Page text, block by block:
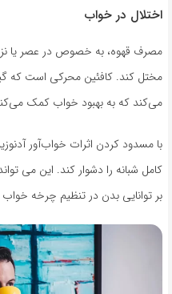
اختلال در خواب
مصرف قهوه، به خصوص در عصر یا
مختل کند. کافئین محرکی است که
می‌کند که به بهبود خواب کمک
با مسدود کردن اثرات خواب‌آور
کامل شبانه را دشوار کند. این می
بر توانایی بدن در تنظیم چرخه خواب